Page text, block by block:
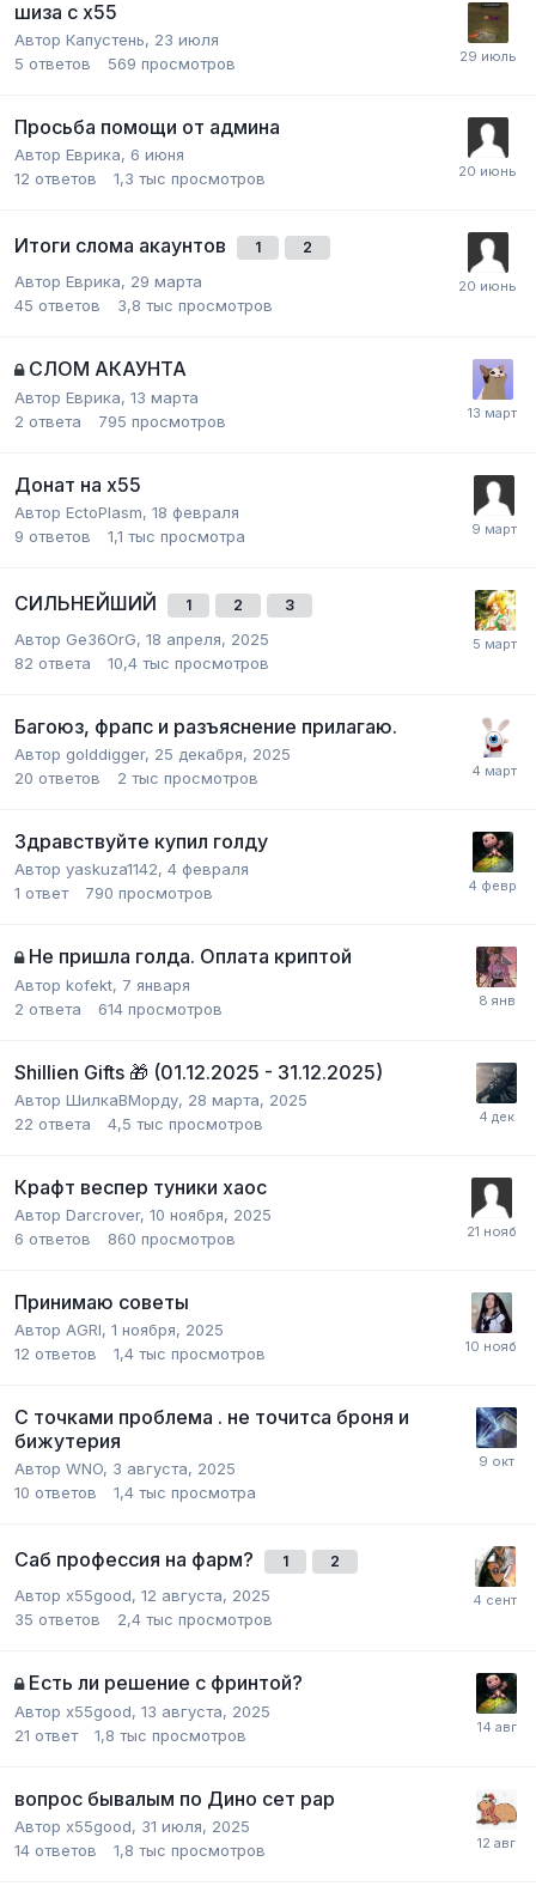
шиза с х55
Автор Капустень, 23 июля
5 ответов 569 просмотров
Просьба помощи от админа
Автор Еврика, 6 июня
12 ответов 1,3 тыс просмотров
Итоги слома акаунтов 1 2
Автор Еврика, 29 марта
45 ответов 3,8 тыс просмотров
СЛОМ АКАУНТА
Автор Еврика, 13 марта
2 ответа 795 просмотров
Донат на х55
Автор EctoPlasm, 18 февраля
9 ответов 1,1 тыс просмотра
СИЛЬНЕЙШИЙ 1 2 3
Автор Ge36OrG, 18 апреля, 2025
82 ответа 10,4 тыс просмотров
Багоюз, фрапс и разъяснение прилагаю.
Автор golddigger, 25 декабря, 2025
20 ответов 2 тыс просмотров
Здравствуйте купил голду
Автор yaskuza1142, 4 февраля
1 ответ 790 просмотров
Не пришла голда. Оплата криптой
Автор kofekt, 7 января
2 ответа 614 просмотров
Shillien Gifts 🎁 (01.12.2025 - 31.12.2025)
Автор ШилкаВМорду, 28 марта, 2025
22 ответа 4,5 тыс просмотров
Крафт веспер туники хаос
Автор Darcrover, 10 ноября, 2025
6 ответов 860 просмотров
Принимаю советы
Автор AGRI, 1 ноября, 2025
12 ответов 1,4 тыс просмотров
С точками проблема . не точитса броня и
бижутерия
Автор WNO, 3 августа, 2025
10 ответов 1,4 тыс просмотра
Саб профессия на фарм? 1 2
Автор x55good, 12 августа, 2025
35 ответов 2,4 тыс просмотров
Есть ли решение с фринтой?
Автор x55good, 13 августа, 2025
21 ответ 1,8 тыс просмотров
вопрос бывалым по Дино сет рар
Автор x55good, 31 июля, 2025
14 ответов 1,8 тыс просмотров